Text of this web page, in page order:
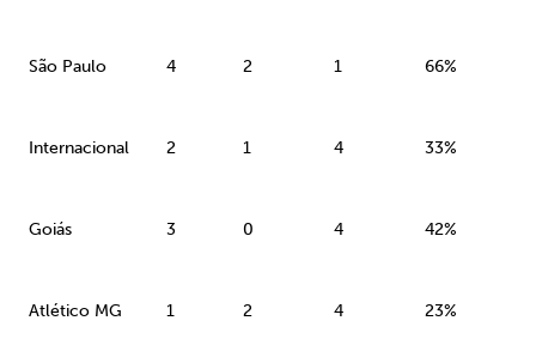
São Paulo 4 2 1 66%
Internacional 2 1 4 33%
Goiás 3 0 4 42%
Atlético MG 1 2 4 23%